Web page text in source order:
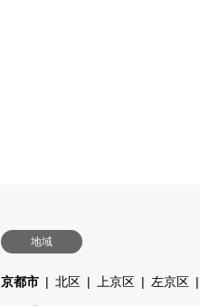
地域
京都市 北区 上京区 左京区